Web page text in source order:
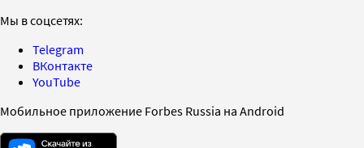
Мы в соцсетях:
Telegram
ВКонтакте
YouTube
Мобильное приложение Forbes Russia на Android